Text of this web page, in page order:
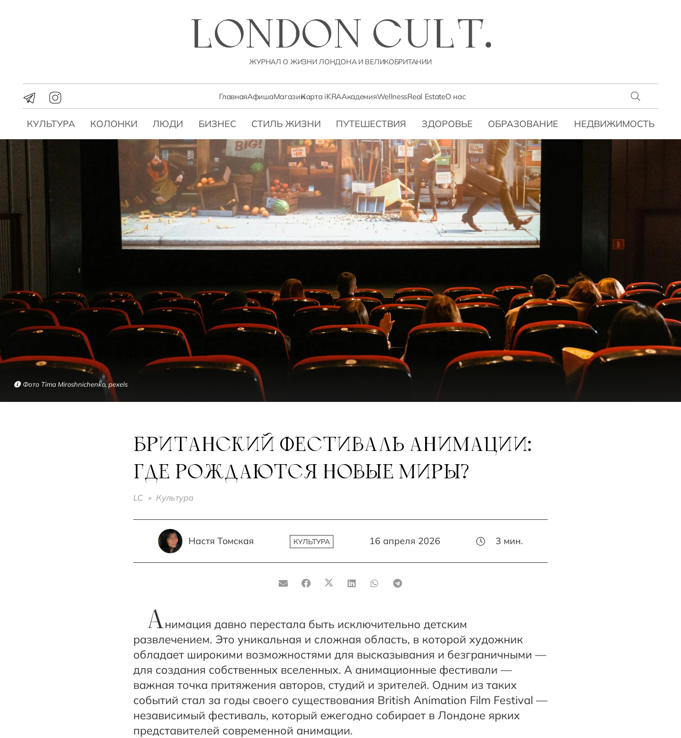
LONDON CULT.
ЖУРНАЛ О ЖИЗНИ ЛОНДОНА И ВЕЛИКОБРИТАНИИ
ГлавнаяАфишаМагазинКарта iKRAАкадемияWellnessReal EstateО нас
КУЛЬТУРА КОЛОНКИ ЛЮДИ БИЗНЕС СТИЛЬ ЖИЗНИ ПУТЕШЕСТВИЯ ЗДОРОВЬЕ ОБРАЗОВАНИЕ НЕДВИЖИМОСТЬ
Фото Tima Miroshnichenko, pexels
БРИТАНСКИЙ ФЕСТИВАЛЬ АНИМАЦИИ:
ГДЕ РОЖДАЮТСЯ НОВЫЕ МИРЫ?
LC » Культура
Настя Томская КУЛЬТУРА 16 апреля 2026 3 мин.
Анимация давно перестала быть исключительно детским
развлечением. Это уникальная и сложная область, в которой художник
обладает широкими возможностями для высказывания и безграничными —
для создания собственных вселенных. А анимационные фестивали —
важная точка притяжения авторов, студий и зрителей. Одним из таких
событий стал за годы своего существования British Animation Film Festival —
независимый фестиваль, который ежегодно собирает в Лондоне ярких
представителей современной анимации.